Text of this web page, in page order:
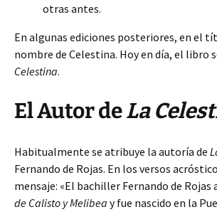
otras antes.
En algunas ediciones posteriores, en el
nombre de Celestina. Hoy en día, el libro
Celestina.
El Autor deLa
Habitualmente se atribuye la autoría de
Fernando de Rojas. En los versos
mensaje: «El bachiller Fernando de Rojas
de Calisto y Melibea y fue nascido en la